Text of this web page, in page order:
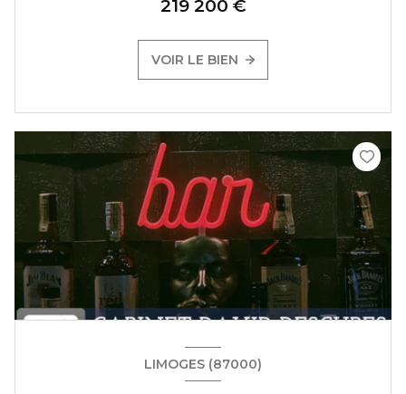
219 200 €
VOIR LE BIEN
LIMOGES (87000)